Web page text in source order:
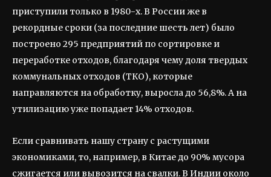
приступили только в 1980-х. В России же в
рекордные сроки (за последние шесть лет) было
построено 295 предприятий по сортировке и
переработке отходов, благодаря чему доля твердых
коммунальных отходов (ТКО), которые
направляются на обработку, выросла до 56,8%. А на
утилизацию уже попадает 14% отходов.
Если сравнивать нашу страну с растущими
экономиками, то, например, в Китае до 90% мусора
сжигается или вывозится на свалки. В Индии около